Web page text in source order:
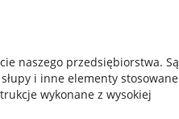
naszego przedsiębiorstwa. Są
i inne elementy stosowane
wykonane z wysokiej